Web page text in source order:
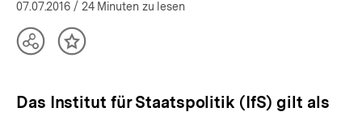
öffnen
07.07.2016 / 24 Minuten zu lesen
TeilenInhalt
Das Institut für Staatspolitik (IfS) gilt als